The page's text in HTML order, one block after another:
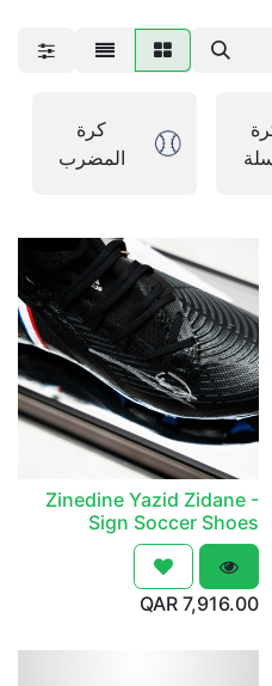
كرة
المضرب
Zinedine Yazid Zidane -
Sign Soccer Shoes
7,916.00
QAR